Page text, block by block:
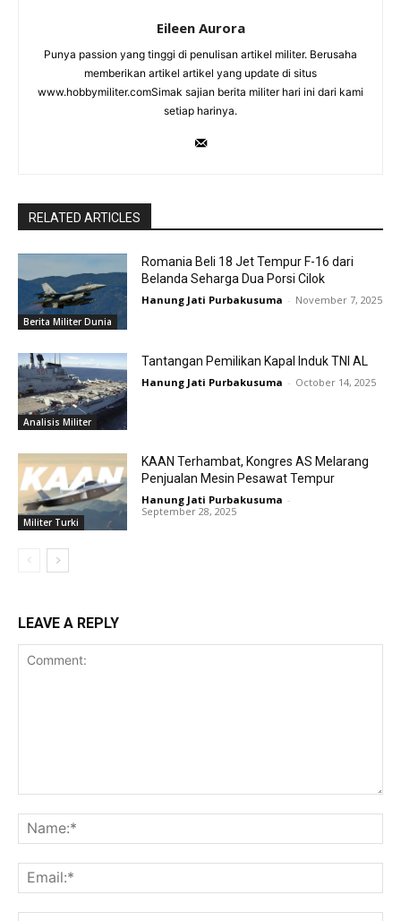
Eileen Aurora
Punya passion yang tinggi di penulisan artikel militer. Berusaha
memberikan artikel artikel yang update di situs
www.hobbymiliter.comSimak sajian berita militer hari ini dari kami
setiap harinya.
RELATED ARTICLES
Berita Militer Dunia
Romania Beli 18 Jet Tempur F-16 dari
Belanda Seharga Dua Porsi Cilok
Hanung Jati Purbakusuma - November 7, 2025
Analisis Militer
Tantangan Pemilikan Kapal Induk TNI AL
Hanung Jati Purbakusuma - October 14, 2025
Militer Turki
KAAN Terhambat, Kongres AS Melarang
Penjualan Mesin Pesawat Tempur
Hanung Jati Purbakusuma -
September 28, 2025
LEAVE A REPLY